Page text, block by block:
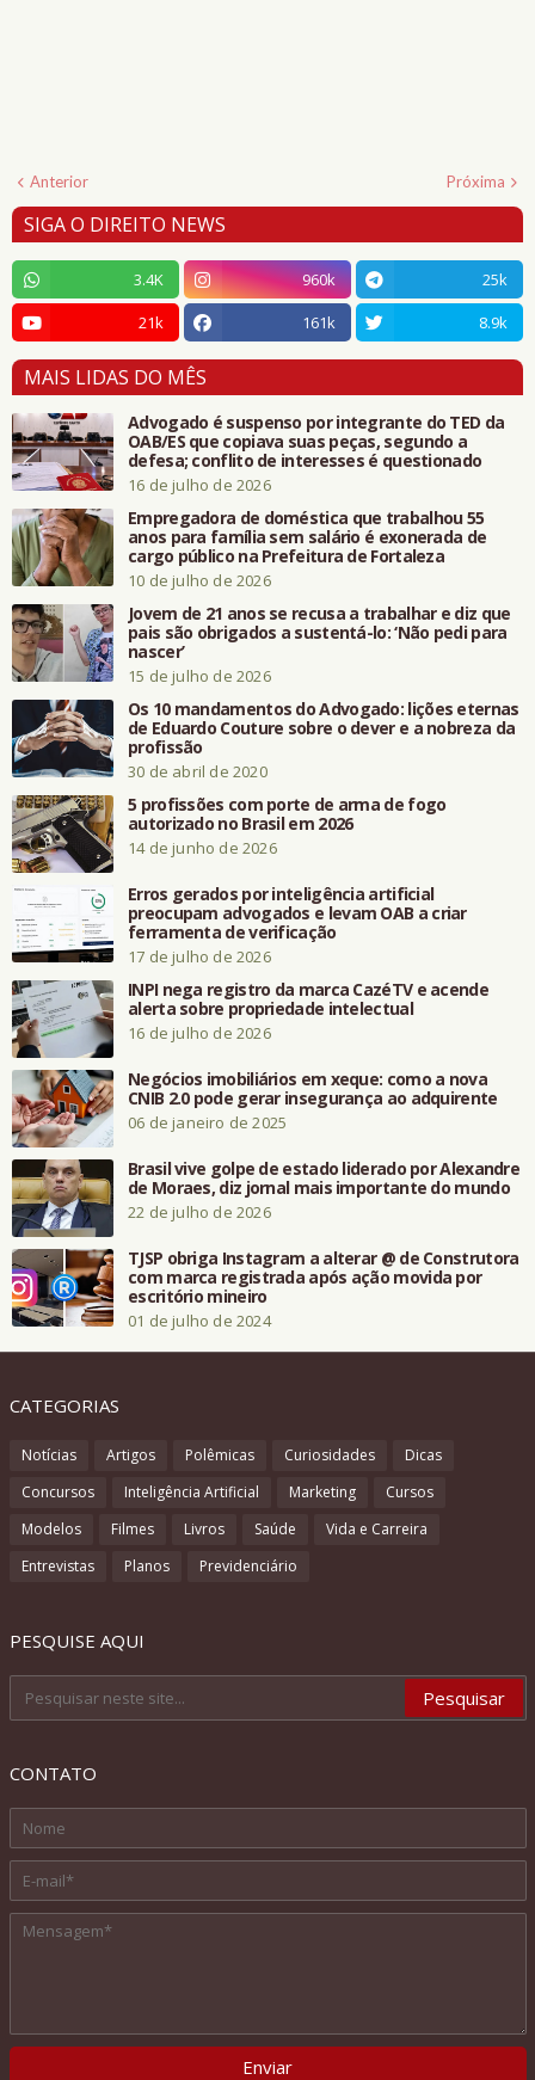
Anterior Próxima
SIGA O DIREITO NEWS
3.4K 960k
25k
21k
161k 8.9k
MAIS LIDAS DO MÊS
Advogado é suspenso por integrante do TED da
OAB/ES que copiava suas peças, segundo a
defesa; conflito de interesses é questionado
16 de julho de 2026
Empregadora de doméstica que trabalhou 55
anos para família sem salário é exonerada de
cargo público na Prefeitura de Fortaleza
10 de julho de 2026
Jovem de 21 anos se recusa a trabalhar e diz que
pais são obrigados a sustentá-lo: ‘Não pedi para
nascer’
15 de julho de 2026
Os 10 mandamentos do Advogado: lições eternas
de Eduardo Couture sobre o dever e a nobreza da
profissão
30 de abril de 2020
5 profissões com porte de arma de fogo
autorizado no Brasil em 2026
14 de junho de 2026
Erros gerados por inteligência artificial
preocupam advogados e levam OAB a criar
ferramenta de verificação
17 de julho de 2026
INPI nega registro da marca CazéTV e acende
alerta sobre propriedade intelectual
16 de julho de 2026
Negócios imobiliários em xeque: como a nova
CNIB 2.0 pode gerar insegurança ao adquirente
06 de janeiro de 2025
Brasil vive golpe de estado liderado por Alexandre
de Moraes, diz jornal mais importante do mundo
22 de julho de 2026
TJSP obriga Instagram a alterar @ de Construtora
com marca registrada após ação movida por
escritório mineiro
01 de julho de 2024
CATEGORIAS
Notícias Artigos Polêmicas Curiosidades
Dicas
Concursos
Inteligência Artificial Marketing
Cursos
Modelos
Filmes Livros Saúde
Vida e Carreira
Entrevistas
Planos Previdenciário
PESQUISE AQUI
CONTATO